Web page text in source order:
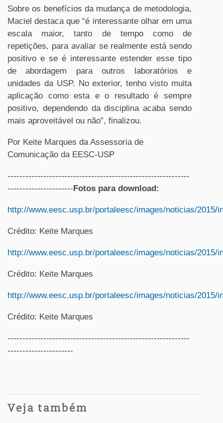
Sobre os benefícios da mudança de metodologia,
Maciel destaca que “é interessante olhar em uma
escala maior, tanto de tempo como de
repetições, para avaliar se realmente está sendo
positivo e se é interessante estender esse tipo
de abordagem para outros laboratórios e
unidades da USP. No exterior, tenho visto muita
aplicação como esta e o resultado é sempre
positivo, dependendo da disciplina acaba sendo
mais aproveitável ou não”, finalizou.
Por Keite Marques da Assessoria de
Comunicação da EESC-USP
-------------------------------------------------------------
----------------------Fotos para download:
http://www.eesc.usp.br/portaleesc/images/noticias/
Crédito: Keite Marques
http://www.eesc.usp.br/portaleesc/images/noticias/
Crédito: Keite Marques
http://www.eesc.usp.br/portaleesc/images/noticias/
Crédito: Keite Marques
-------------------------------------------------------------
----------------------
Veja também